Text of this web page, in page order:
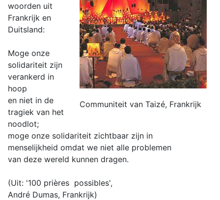
Communiteit van Taizé, Frankrijk
woorden uit
Frankrijk en
Duitsland:
Moge onze
solidariteit zijn
verankerd in
hoop
en niet in de
tragiek van het
noodlot;
moge onze solidariteit zichtbaar zijn in
menselijkheid omdat we niet alle problemen
van deze wereld kunnen dragen.
(Uit: '100 prières possibles',
André Dumas, Frankrijk)